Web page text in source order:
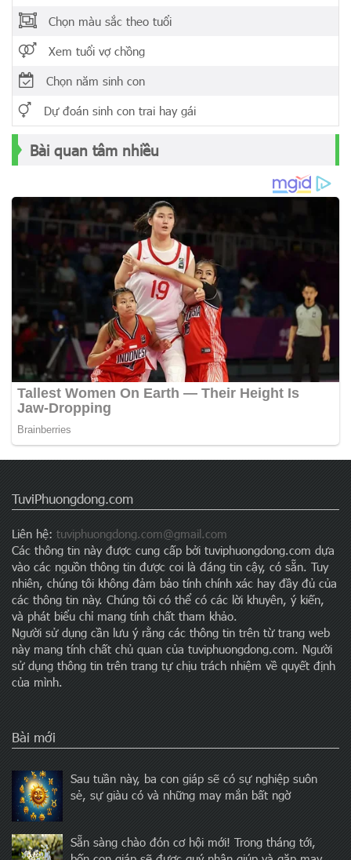
Chọn màu sắc theo tuổi
Xem tuổi vợ chồng
Chọn năm sinh con
Dự đoán sinh con trai hay gái
Bài quan tâm nhiều
TuviPhuongdong.com
Liên hệ: tuviphuongdong.com@gmail.com
Các thông tin này được cung cấp bởi tuviphuongdong.com dựa
vào các nguồn thông tin được coi là đáng tin cậy, có sẵn. Tuy
nhiên, chúng tôi không đảm bảo tính chính xác hay đầy đủ của
các thông tin này. Chúng tôi có thể có các lời khuyên, ý kiến,
và phát biểu chỉ mang tính chất tham khảo.
Người sử dụng cần lưu ý rằng các thông tin trên từ trang web
này mang tính chất chủ quan của tuviphuongdong.com. Người
sử dụng thông tin trên trang tự chịu trách nhiệm về quyết định
của mình.
Bài mới
Sau tuần này, ba con giáp sẽ có sự nghiệp suôn
sẻ, sự giàu có và những may mắn bất ngờ
Sẵn sàng chào đón cơ hội mới! Trong tháng tới,